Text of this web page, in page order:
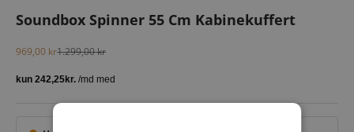
Soundbox Spinner 55 Cm Kabinekuffert
Salgspris
969,00 krNormalpris
1.299,00 kr